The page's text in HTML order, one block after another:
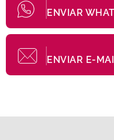
ENVIAR
ENVIAR E-